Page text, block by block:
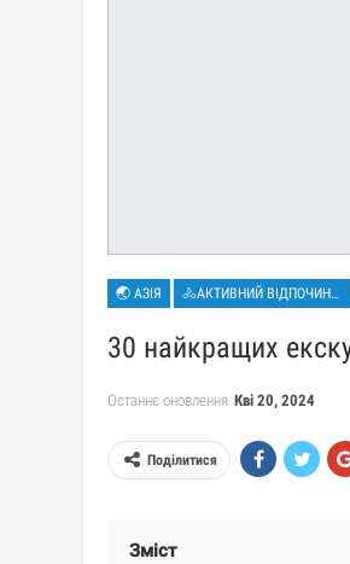
🌏 АЗІЯ 🚴АКТИВНИЙ ВІДПОЧИНОК
30 найкращих
Останнє оновлення Кві 20, 2024
Поділитися
Зміст